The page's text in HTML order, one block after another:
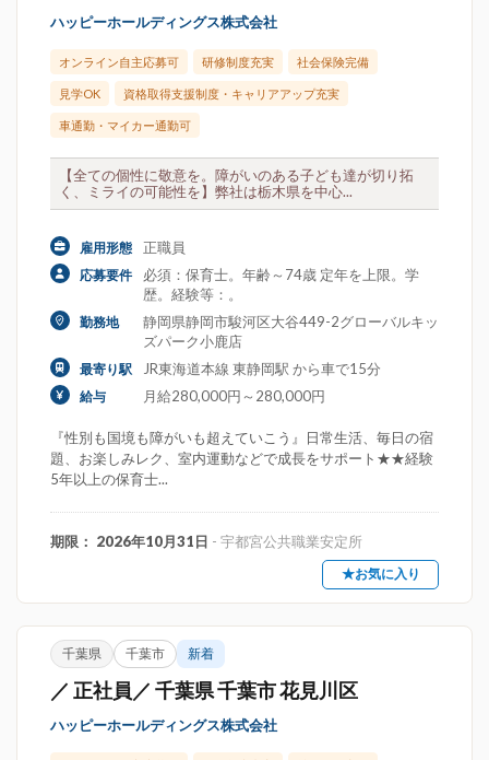
ハッピーホールディングス株式会社
オンライン自主応募可 研修制度充実 社会保険完備
見学OK 資格取得支援制度・キャリアアップ充実
車通勤・マイカー通勤可
【全ての個性に敬意を。障がいのある子ども達が切り拓
く、ミライの可能性を】弊社は栃木県を中心...
雇用形態 正職員
応募要件
必須：保育士。年齢～74歳 定年を上限。学
歴。経験等：。
勤務地
静岡県静岡市駿河区大谷449-2グローバルキッ
ズパーク小鹿店
最寄り駅 JR東海道本線 東静岡駅 から車で15分
給与 月給280,000円～280,000円
『性別も国境も障がいも超えていこう』日常生活、毎日の宿
題、お楽しみレク、室内運動などで成長をサポート★★経験
5年以上の保育士...
期限： 2026年10月31日 - 宇都宮公共職業安定所
★お気に入り
千葉県 千葉市 新着
／ 正社員／ 千葉県 千葉市 花見川区
ハッピーホールディングス株式会社